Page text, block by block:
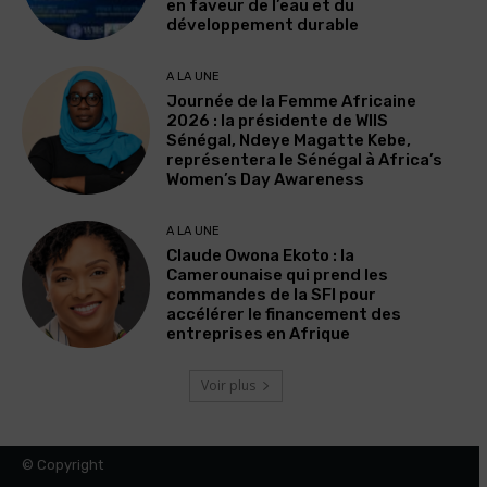
en faveur de l’eau et du
développement durable
A LA UNE
Journée de la Femme Africaine
2026 : la présidente de WIIS
Sénégal, Ndeye Magatte Kebe,
représentera le Sénégal à Africa’s
Women’s Day Awareness
A LA UNE
Claude Owona Ekoto : la
Camerounaise qui prend les
commandes de la SFI pour
accélérer le financement des
entreprises en Afrique
Voir plus
© Copyright